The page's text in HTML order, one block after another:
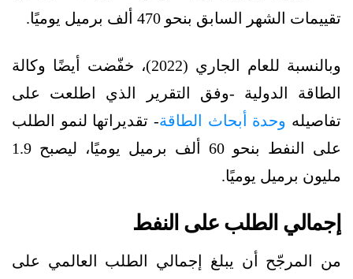
تقييمات الشهر السابق بنحو 470 ألف برميل يوميًا.
وبالنسبة للعام الجاري (2022)، خفّضت أيضًا وكالة
الطاقة الدولية -وفق التقرير الذي اطلعت على
تفاصيله وحدة أبحاث الطاقة- تقديراتها لنمو الطلب
على النفط بنحو 60 ألف برميل يوميًا، ليصبح 1.9
مليون برميل يوميًا.
إجمالي الطلب على النفط
من المرجّح أن يبلغ إجمالي الطلب العالمي على